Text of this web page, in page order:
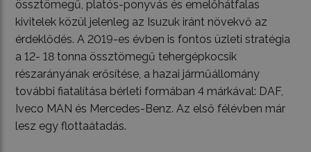
össztömegű, platós-ponyvás és emelőhátfalas
kivitelek közül jelenleg az Isuzuk iránt növekvő az
érdeklődés. A 2019-es évben is fontos üzleti stratégia
a 12- 18 tonna össztömegű tehergépkocsik
részarányának erősítése, a hazai járműállomány
további fiatalítása bérleti formában 4 márkával: DAF,
Iveco MAN és Mercedes-Benz. Az első félévben már
lesz egy flottaátadás.